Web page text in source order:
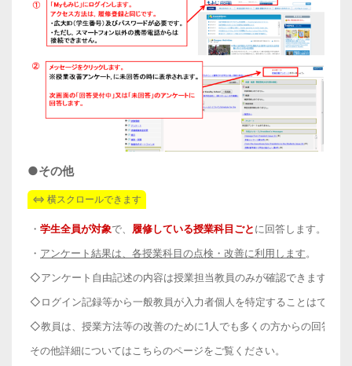
●その他
・ 学生全員が対象で、 履修している授業科目ごとに回答します。
・ アンケート結果は、各授業科目の点検・改善に利用します。
◇アンケート自由記述の内容は授業担当教員のみが確認できます。一
◇ログイン記録等から一般教員が入力者個人を特定することはでき
◇教員は、授業方法等の改善のために1人でも多くの方からの回答を
その他詳細についてはこちらのページをご覧ください。